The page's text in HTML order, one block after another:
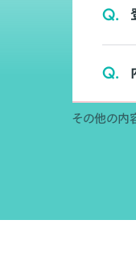
Q.
Q.
その他の内